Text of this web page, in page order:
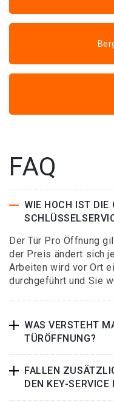
FAQ
WIE HOCH IST DIE
Der Tür Pro Öffnung
der Preis ändert sich
Arbeiten wird vor Ort
durchgeführt und Sie
WAS VERSTEHT
TÜRÖFFNUNG?
FALLEN
DEN KEY-SERVICE